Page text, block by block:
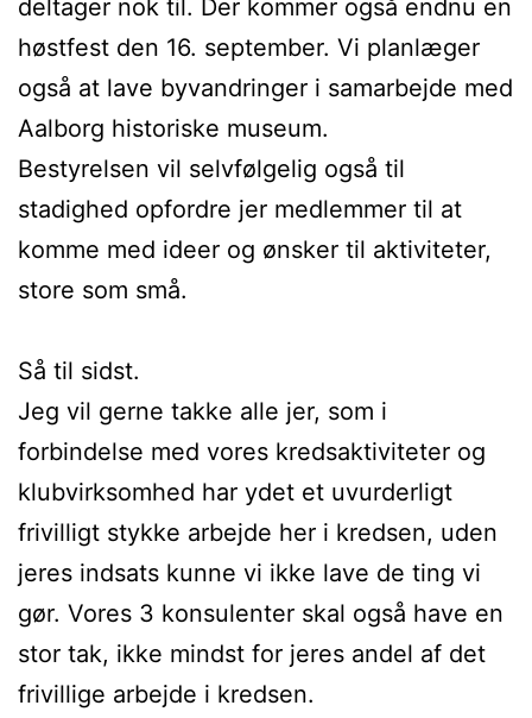
deltager nok til. Der kommer også endnu en
høstfest den 16. september. Vi planlæger
også at lave byvandringer i samarbejde med
Aalborg historiske museum.
Bestyrelsen vil selvfølgelig også til
stadighed opfordre jer medlemmer til at
komme med ideer og ønsker til aktiviteter,
store som små.
Så til sidst.
Jeg vil gerne takke alle jer, som i
forbindelse med vores kredsaktiviteter og
klubvirksomhed har ydet et uvurderligt
frivilligt stykke arbejde her i kredsen, uden
jeres indsats kunne vi ikke lave de ting vi
gør. Vores 3 konsulenter skal også have en
stor tak, ikke mindst for jeres andel af det
frivillige arbejde i kredsen.